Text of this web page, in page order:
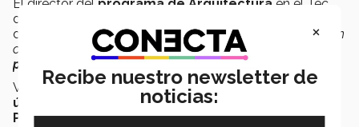
El director del programa de Arquitectura en el Tec
de Monterrey campus Laguna, Antonio Camacho,
destacó que en la institución las y los estudiantes
“están
creando
proyectos que definitivamente también sirven
para la comunidad”.
Víctor Torres, profesor de cátedra, sumó queen los
últimos semestres han llevado trabajos a Acuña,
Parras y algunos ejidos.
×
Recibe nuestro newsletter de
noticias: